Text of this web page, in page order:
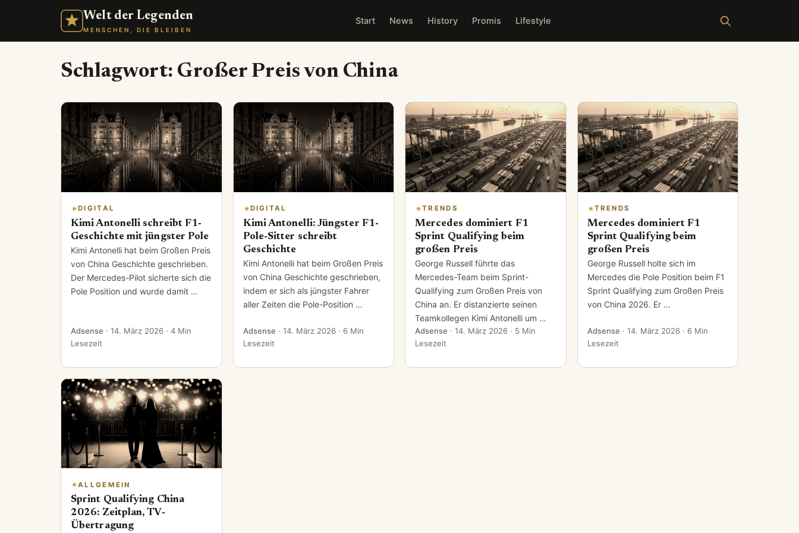
Welt der Legenden
MENSCHEN, DIE BLEIBEN
Start News History Promis Lifestyle
Schlagwort: Großer Preis von China
DIGITAL
Kimi Antonelli schreibt F1-
Geschichte mit jüngster Pole
Kimi Antonelli hat beim Großen Preis
von China Geschichte geschrieben.
Der Mercedes-Pilot sicherte sich die
Pole Position und wurde damit …
Adsense · 14. März 2026 · 4 Min
Lesezeit
DIGITAL
Kimi Antonelli: Jüngster F1-
Pole-Sitter schreibt
Geschichte
Kimi Antonelli hat beim Großen Preis
von China Geschichte geschrieben,
indem er sich als jüngster Fahrer
aller Zeiten die Pole-Position …
Adsense · 14. März 2026· 6 Min
Lesezeit
TRENDS
Mercedes dominiert F1
Sprint Qualifying beim
großen Preis
George Russell führte das
Mercedes-Team beim Sprint-
Qualifying zum Großen Preis von
China an. Er distanzierte seinen
Teamkollegen Kimi Antonelli um …
Adsense · 14. März 2026 · 5 Min
Lesezeit
TRENDS
Mercedes dominiert F1
Sprint Qualifying beim
großen Preis
George Russell holte sich im
Mercedes die Pole Position beim F1
Sprint Qualifying zum Großen Preis
von China 2026. Er …
Adsense · 14. März 2026· 6 Min
Lesezeit
ALLGEMEIN
Sprint Qualifying China
2026: Zeitplan, TV-
Übertragung